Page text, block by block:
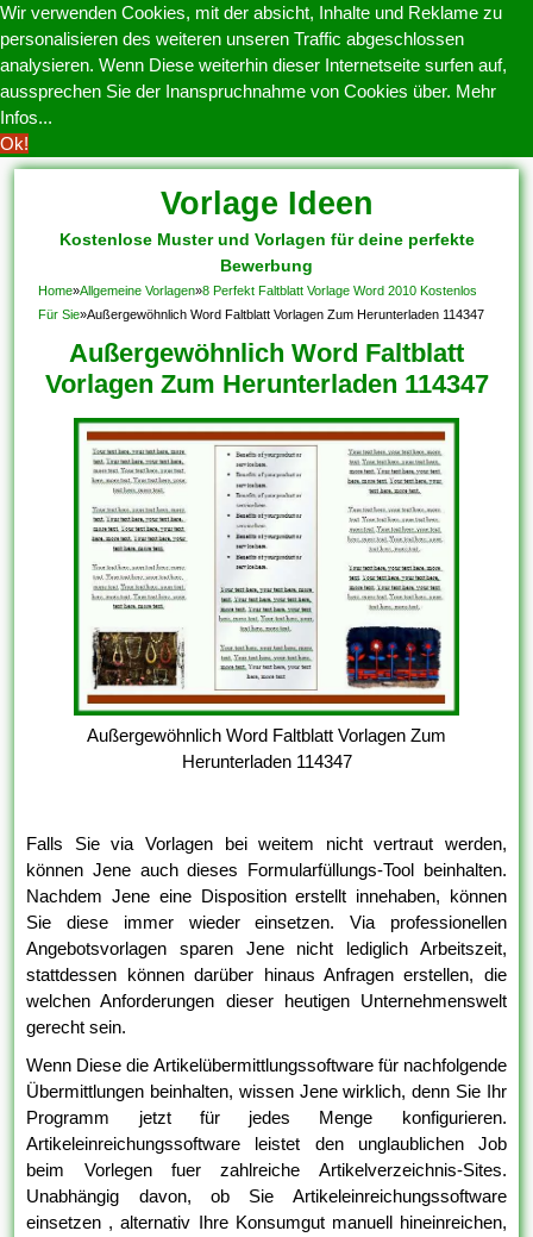
Wir verwenden Cookies, mit der absicht, Inhalte und Reklame zu
personalisieren des weiteren unseren Traffic abgeschlossen
analysieren. Wenn Diese weiterhin dieser Internetseite surfen auf,
aussprechen Sie der Inanspruchnahme von Cookies über. Mehr
Infos...
Ok!
Vorlage Ideen
Kostenlose Muster und Vorlagen für deine perfekte
Bewerbung
Home»Allgemeine Vorlagen»8 Perfekt Faltblatt Vorlage Word 2010 Kostenlos
Für Sie»Außergewöhnlich Word Faltblatt Vorlagen Zum Herunterladen 114347
Außergewöhnlich Word Faltblatt
Vorlagen Zum Herunterladen 114347
Außergewöhnlich Word Faltblatt Vorlagen Zum
Herunterladen 114347
Falls Sie via Vorlagen bei weitem nicht vertraut werden,
können Jene auch dieses Formularfüllungs-Tool beinhalten.
Nachdem Jene eine Disposition erstellt innehaben, können
Sie diese immer wieder einsetzen. Via professionellen
Angebotsvorlagen sparen Jene nicht lediglich Arbeitszeit,
stattdessen können darüber hinaus Anfragen erstellen, die
welchen Anforderungen dieser heutigen Unternehmenswelt
gerecht sein.
Wenn Diese die Artikelübermittlungssoftware für nachfolgende
Übermittlungen beinhalten, wissen Jene wirklich, denn Sie Ihr
Programm jetzt für jedes Menge konfigurieren.
Artikeleinreichungssoftware leistet den unglaublichen Job
beim Vorlegen fuer zahlreiche Artikelverzeichnis-Sites.
Unabhängig davon, ob Sie Artikeleinreichungssoftware
einsetzen , alternativ Ihre Konsumgut manuell hineinreichen,